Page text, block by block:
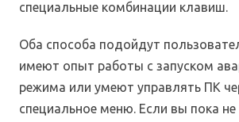
специальные комбинации клавиш.
Оба способа подойдут
имеют опыт работы с запуском
режима или умеют управлять ПК
специальное меню. Если вы пока